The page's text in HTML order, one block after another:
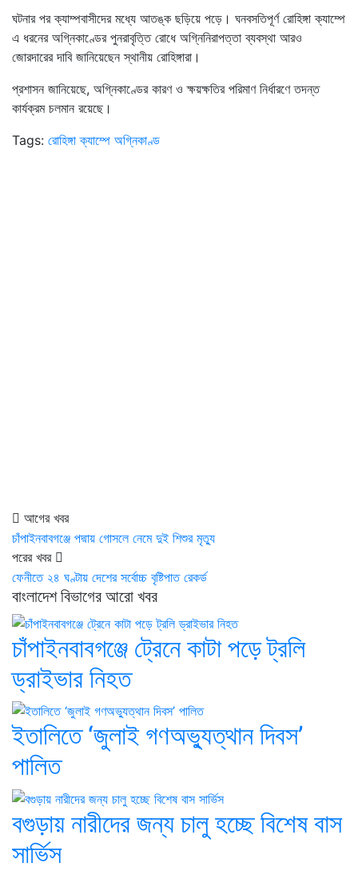
ঘটনার পর ক্যাম্পবাসীদের মধ্যে আতঙ্ক ছড়িয়ে পড়ে। ঘনবসতিপূর্ণ রোহিঙ্গা ক্যাম্পে
এ ধরনের অগ্নিকাণ্ডের পুনরাবৃত্তি রোধে অগ্নিনিরাপত্তা ব্যবস্থা আরও
জোরদারের দাবি জানিয়েছেন স্থানীয় রোহিঙ্গারা।
প্রশাসন জানিয়েছে, অগ্নিকাণ্ডের কারণ ও ক্ষয়ক্ষতির পরিমাণ নির্ধারণে তদন্ত
কার্যক্রম চলমান রয়েছে।
Tags: রোহিঙ্গা ক্যাম্পে অগ্নিকাণ্ড
আগের খবর
চাঁপাইনবাবগঞ্জে পদ্মায় গোসলে নেমে দুই শিশুর মৃত্যু
পরের খবর
ফেনীতে ২৪ ঘণ্টায় দেশের সর্বোচ্চ বৃষ্টিপাত রেকর্ড
বাংলাদেশ বিভাগের আরো খবর
চাঁপাইনবাবগঞ্জে ট্রেনে কাটা পড়ে ট্রলি
ড্রাইভার নিহত
ইতালিতে ‘জুলাই গণঅভ্যুত্থান দিবস’
পালিত
বগুড়ায় নারীদের জন্য চালু হচ্ছে বিশেষ বাস
সার্ভিস